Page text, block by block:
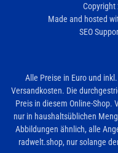
Made and hosted
SEO
Alle Preise in Euro und
Versandkosten. Die
Preis in diesem Online-Shop.
nur in haushaltsüblichen
Abbildungen ähnlich, alle
radwelt.shop, nur solange